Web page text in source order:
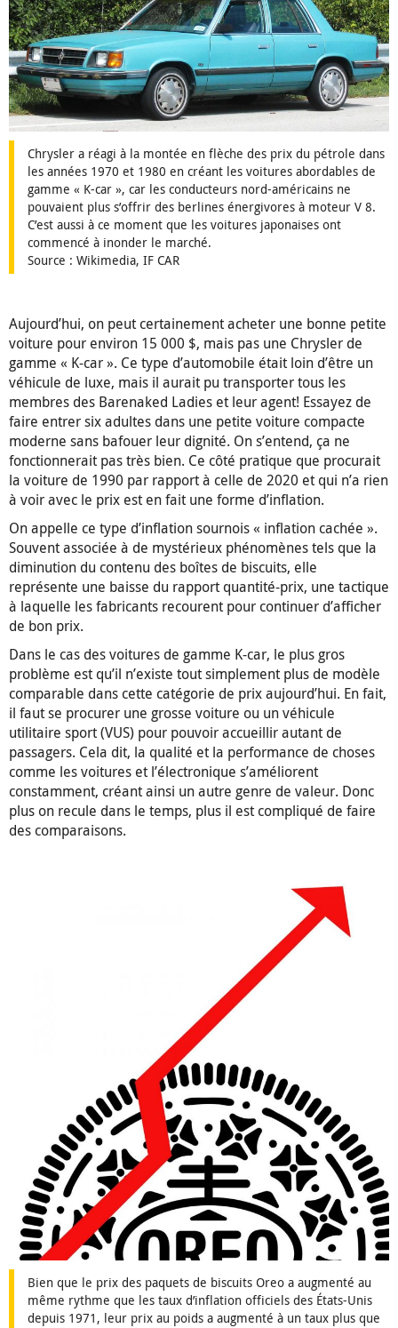
Chrysler a réagi à la montée en flèche des prix du pétrole dans
les années 1970 et 1980 en créant les voitures abordables de
gamme « K-car », car les conducteurs nord-américains ne
pouvaient plus s’offrir des berlines énergivores à moteur V 8.
C’est aussi à ce moment que les voitures japonaises ont
commencé à inonder le marché.
Source : Wikimedia, IF CAR
Aujourd’hui, on peut certainement acheter une bonne petite
voiture pour environ 15 000 $, mais pas une Chrysler de
gamme « K-car ». Ce type d’automobile était loin d’être un
véhicule de luxe, mais il aurait pu transporter tous les
membres des Barenaked Ladies et leur agent! Essayez de
faire entrer six adultes dans une petite voiture compacte
moderne sans bafouer leur dignité. On s’entend, ça ne
fonctionnerait pas très bien. Ce côté pratique que procurait
la voiture de 1990 par rapport à celle de 2020 et qui n’a rien
à voir avec le prix est en fait une forme d’inflation.
On appelle ce type d’inflation sournois « inflation cachée ».
Souvent associée à de mystérieux phénomènes tels que la
diminution du contenu des boîtes de biscuits, elle
représente une baisse du rapport quantité-prix, une tactique
à laquelle les fabricants recourent pour continuer d’afficher
de bon prix.
Dans le cas des voitures de gamme K-car, le plus gros
problème est qu’il n’existe tout simplement plus de modèle
comparable dans cette catégorie de prix aujourd’hui. En fait,
il faut se procurer une grosse voiture ou un véhicule
utilitaire sport (VUS) pour pouvoir accueillir autant de
passagers. Cela dit, la qualité et la performance de choses
comme les voitures et l’électronique s’améliorent
constamment, créant ainsi un autre genre de valeur. Donc
plus on recule dans le temps, plus il est compliqué de faire
des comparaisons.
Bien que le prix des paquets de biscuits Oreo a augmenté au
même rythme que les taux d’inflation officiels des États-Unis
depuis 1971, leur prix au poids a augmenté à un taux plus que